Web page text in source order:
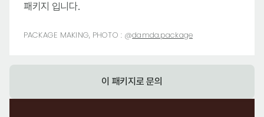
패키지 입니다.
PACKAGE MAKING, PHOTO : @damda.package
이 패키지로 문의